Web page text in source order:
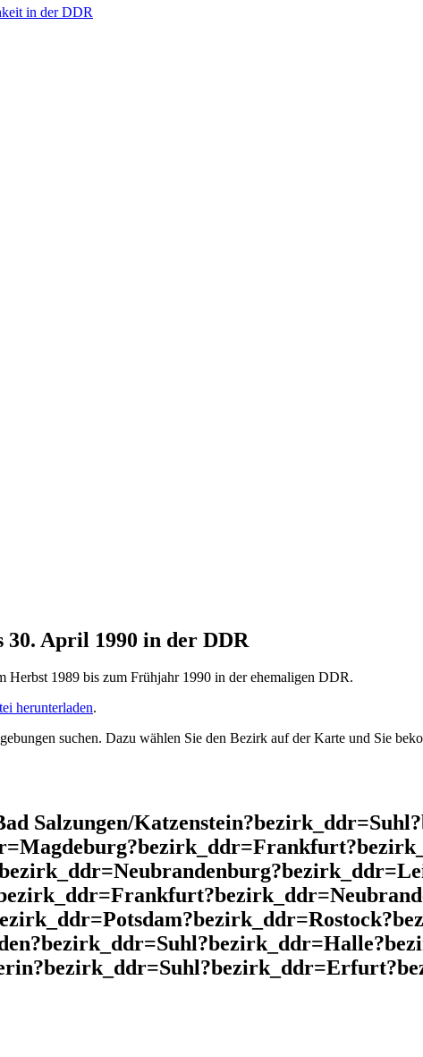
in der DDR
30. April 1990 in der DDR
1989 bis zum Frühjahr 1990 in der ehemaligen DDR.
herunterladen.
suchen. Dazu wählen Sie den Bezirk auf der Karte und Sie
Salzungen/